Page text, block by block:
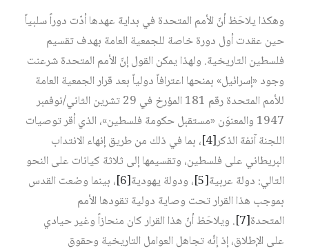
وهكذا يلاحَظ أنّ الأمم المتحدة في بداية عهدها أدّت دوراً سلبياً
حين عقدت أول دورة خاصة للجمعية العامة بهدف تقسيم
فلسطين التاريخية. ولهذا يمكن القول إنّ الأمم المتحدة شرعنت
وجود «إسرائيل» بمنحها اعترافاً دولياً بعد قرار الجمعية العامة
للأمم المتحدة رقم 181 المؤرخ في 29 تشرين الثاني/نوفمبر
1947 والمعنوَن «مستقبل حكومة فلسطين»، الذي أقر توصيات
اللجنة آنفة الذكر[4]
، بما في ذلك من طريق إنهاء الانتداب
البريطاني على فلسطين، وتقسيمها إلى ثلاثة كيانات على النحو
التالي: دولة عربية[5] ، ودولة يهودية[6]
، بينما وضعت القدس
بموجب هذا القرار تحت وصاية دولية تقودها الأمم
المتحدة[7]
. ويلاحَظ أنّ هذا القرار كان منحازاً وغير حيادي
على الإطلاق، إذ إنّه تجاهل العوامل التاريخية وحقوق